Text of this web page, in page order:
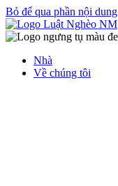
Bỏ để qua phần nội dung
Nhà
Về chúng tôi